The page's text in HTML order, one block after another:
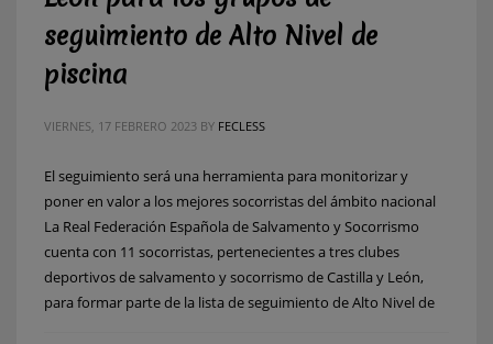
seguimiento de Alto Nivel de
piscina
VIERNES, 17 FEBRERO 2023 BY FECLESS
El seguimiento será una herramienta para monitorizar y
poner en valor a los mejores socorristas del ámbito nacional
La Real Federación Española de Salvamento y Socorrismo
cuenta con 11 socorristas, pertenecientes a tres clubes
deportivos de salvamento y socorrismo de Castilla y León,
para formar parte de la lista de seguimiento de Alto Nivel de